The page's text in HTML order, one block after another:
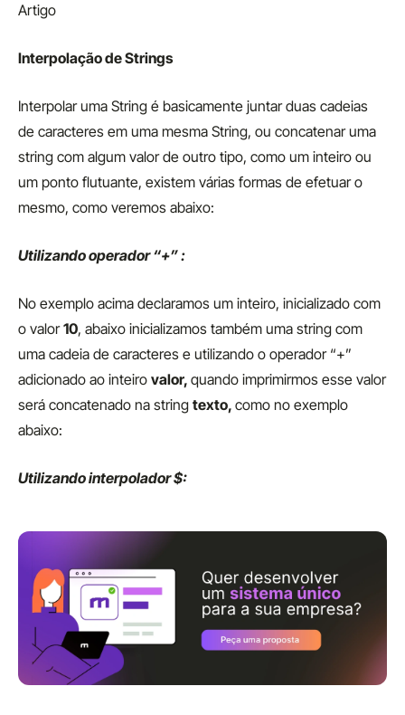
Artigo
Interpolação de Strings
Interpolar uma String é basicamente juntar duas cadeias
de caracteres em uma mesma String, ou concatenar uma
string com algum valor de outro tipo, como um inteiro ou
um ponto flutuante, existem várias formas de efetuar o
mesmo, como veremos abaixo:
Utilizando operador “+” :
No exemplo acima declaramos um inteiro, inicializado com
o valor10, abaixo inicializamos também uma string com
uma cadeia de caracteres e utilizando o operador “+”
adicionado ao inteiro valor, quando imprimirmos esse valor
será concatenado na string texto, como no exemplo
abaixo:
Utilizando interpolador $: